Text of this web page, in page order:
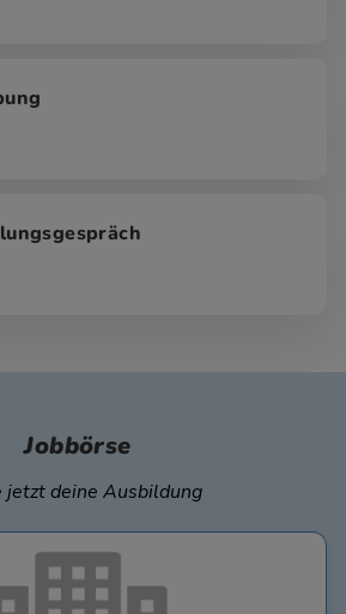
Jobbörse
jetzt deine Ausbildung